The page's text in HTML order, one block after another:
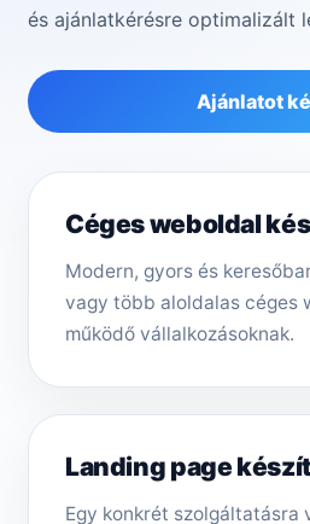
és ajánlatkérésre optimalizált
Ajánlatot
Céges weboldal
Modern, gyors és
vagy több aloldalas céges
működő vállalkozásoknak.
Landing page
Egy konkrét szolgáltatásra